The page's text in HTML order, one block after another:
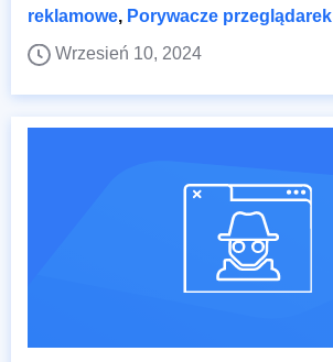
reklamowe, Porywacze przeglądarek
Wrzesień 10, 2024